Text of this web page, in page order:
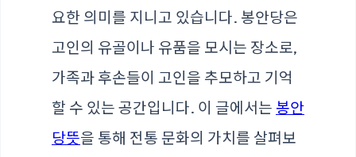
요한 의미를 지니고 있습니다. 봉안당은
고인의 유골이나 유품을 모시는 장소로,
가족과 후손들이 고인을 추모하고 기억
할 수 있는 공간입니다. 이 글에서는 봉안
당뜻을 통해 전통 문화의 가치를 살펴보